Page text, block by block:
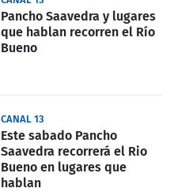
Pancho Saavedra y lugares
que hablan recorren el Río
Bueno
CANAL 13
Este sabado Pancho
Saavedra recorrerá el Rio
Bueno en lugares que
hablan